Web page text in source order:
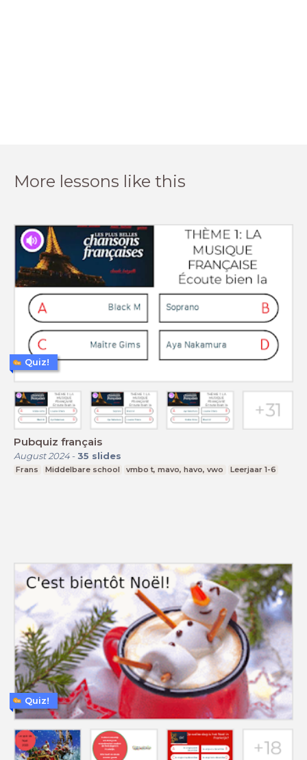
More lessons like this
Pubquiz français
August 2024- 35 slides
Frans Middelbare school vmbo t, mavo, havo, vwo Leerjaar 1-6
Quiz!
Quiz!